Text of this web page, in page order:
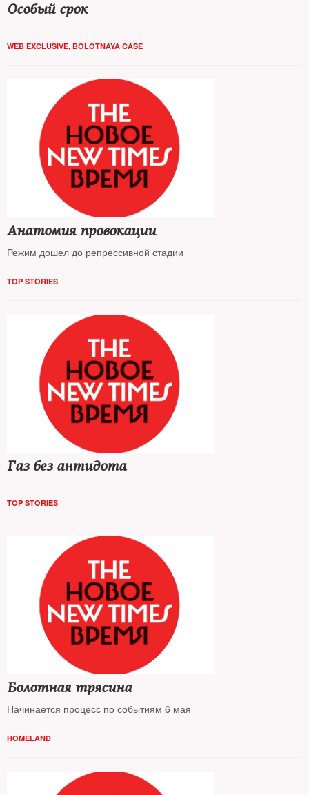
Особый срок
WEB EXCLUSIVE, BOLOTNAYA CASE
Анатомия провокации
Режим дошел до репрессивной стадии
TOP STORIES
Газ без антидота
TOP STORIES
Болотная трясина
Начинается процесс по событиям 6 мая
HOMELAND